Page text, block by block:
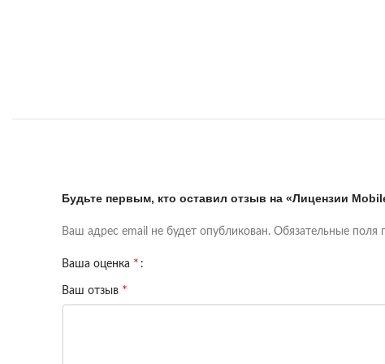
Будьте первым, кто оставил отзыв на «Лицензии
Ваш адрес email не будет опубликован. Обязательные поля
Ваша оценка *
Ваш отзыв *